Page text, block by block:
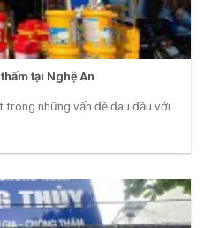
tại Nghệ An
những vấn đề đau đầu với